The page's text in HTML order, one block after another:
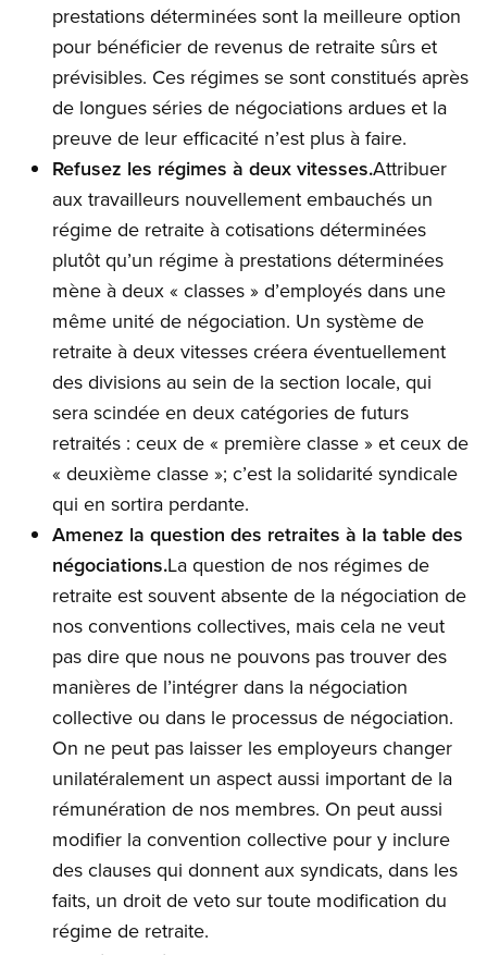
prestations déterminées sont la meilleure option
pour bénéficier de revenus de retraite sûrs et
prévisibles. Ces régimes se sont constitués après
de longues séries de négociations ardues et la
preuve de leur efficacité n’est plus à faire.
Refusez les régimes à deux vitesses.Attribuer
aux travailleurs nouvellement embauchés un
régime de retraite à cotisations déterminées
plutôt qu’un régime à prestations déterminées
mène à deux « classes » d’employés dans une
même unité de négociation. Un système de
retraite à deux vitesses créera éventuellement
des divisions au sein de la section locale, qui
sera scindée en deux catégories de futurs
retraités : ceux de « première classe » et ceux de
« deuxième classe »; c’est la solidarité syndicale
qui en sortira perdante.
Amenez la question des retraites à la table des
négociations.La question de nos régimes de
retraite est souvent absente de la négociation de
nos conventions collectives, mais cela ne veut
pas dire que nous ne pouvons pas trouver des
manières de l’intégrer dans la négociation
collective ou dans le processus de négociation.
On ne peut pas laisser les employeurs changer
unilatéralement un aspect aussi important de la
rémunération de nos membres. On peut aussi
modifier la convention collective pour y inclure
des clauses qui donnent aux syndicats, dans les
faits, un droit de veto sur toute modification du
régime de retraite.